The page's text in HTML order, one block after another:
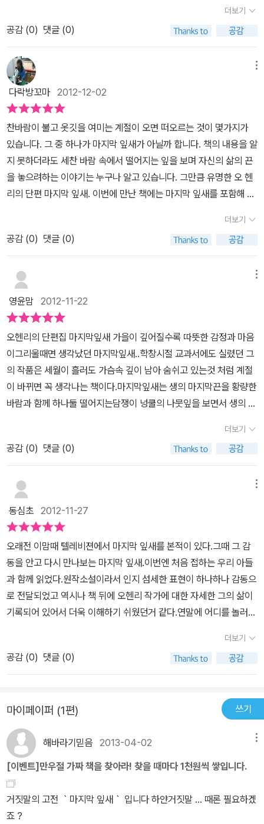
고 애쓰는 나뭇잎들을 볼 수 있으리라. 살아가는 동안 수많은 거센 비
바람을 만나게 된다. 그 비바람을 이겨낼 수 있는 것은 '내 의지'에 달
려있음을 우리는 존시를 통해서 알 수 있었다. 남편을 사랑하는 아내
의 마음, 아내를 사랑하는 남편의 마음이 담겨진 [크리스마스 선물]은
서로를 위한 값진 희생을 보여준 작품이었다. 크리스마스가 되면 어
김없이 텔레비전을 통해서 접하게 되는 이야기지만, 그 때마다 전해
지는 뭉클한 감동이 오 헨리의 글로 만나니 그 느낌이 더욱 배가 된다.
자신의 값진 보물을 어리석에 희생시킨 바보 같은 두 사람의 특별할
것 없는 이야기라는 저자의 표현이 너무도 값진 희생이며 현명한 사
람들이었던 이들의 이야기를 더욱 돋보이게 하는 반어적인 힘을 준
다. 이 이야기는 크리스마스가 되면 어김없이 우리들의 차가워진 마
음을 녹여줄 것이다. 자신의 삶을 쉽게 포기한 또 하나의 인물 소피,
명에 맞서 싸워 보고자 하는 의지를 갖는다. 하지만 그는 너무도 쉽게
욕망, 사라져 버린 소망, 망가진 재능, 짓눌린 의지 등이 가져온 슬픈
텅이에서 그는 빠져나오지 못했다. 그의 헛된 삶이 가져온 결말이었
다. 사회적 약자나 낙오자들의이야기를 주로 쓴 오 헨리의 작품 속에
잔잔한 러브스토리가 담겨진 [메뉴판에 찾아온 봄]에 이어 수록된
[추수감사절의 두 신사]에서는 추수 감사절의 삐뚤어진 관습에 관한
이야기다. '관습'을 향해 꼿꼿하고 위엄있는 모습을 가진 노신사는 사
흘 동안 아무것도 못 먹고 굻은 상태였다. 베품의 기쁨이 가문이 이름
을 건 자존심으로 아사 상태가 된 노신사의 모습이 측은하기만 하다.
[개관천선]은 사랑으로 인해 절도범에서 정직하게 사려는 지미 앞에
놓인 갈등의 순간에 현명한 형사 벤 프라이스가 있어 달라진 그의 삶
품에는 오 헨리의 대표작 10편이 수록되어 있다. 그의 작품에는 오 헨
리의 인생이 고스란히 담겨져 있다. 5년형을 선고 받고 교도소에 수
감된 그는 딸의 양육비를 벌기 위해 작품 활동을 시작했는데, 출소 후
에도 평탄치 못했던 그의 삶은 작품의 밑거름이 되어주었다. 그의 작
품 속 주인공들은 사회의 약자이며 낙오자들, 그리고 소시민이었다.
힘든 일상, 더 이상의 희망도 없을 듯한 삶 속에서도 희망이 존재한다
는 것을 오 헨리는 작품을 통해서 그들에게 용기를 주려 했던 것이다.
아무것도 보이지 않는 절박한 삶 속에서도 살고자 하는 의지는 삶을
해 행복을 느끼듯이 다른 이들에게도 행복을 찾아주고 싶었던 것을
아닐런지.생각지도 않은 결말을 보여 준 작품(ex.경찰관과 찬송가)도
있었고, 뭉클한 감동은 준 작품(ex.크리스마 선물)도 있었으며, 마음
의 용기를 선물하는 작품(ex. 마지막 잎새)도 있었다.저자는 그렇게
우리의 삶이 그리 힘들기만 한 것은 아님을 바로 우리들의 이야기를
통해서 보여주고 있었다. 행복은 바로 우리 가까이에서 우리는 기다
리고 있다. 자신을 바라봐주기를....!
은작품을 찾아서 읽으면서 그 작가의 생각을 같이 경험해보는 시간을
가져보았으면 좋겠어요. 그런면에서 추천할만한 책인것 같아요.^^
들었겠지만 그를 대표하는 [마지막 잎새]나 [크리스마스 선물]을 제
외하고 그의 단편집을 완독하는 일이란 별로 없을거 같아요, 누군가
의 글이 좋다고 하면 그를 대표하는 책만 읽고 마는 경우가 많잖아요,
역시 그를 대표하는 두 이야기가 가장 먼저 소개되고 있어요, 아마도
이 두 이야기가 가난하고 힘겹게 살지만 그속에서 행복을 느끼는 사
람들의 이야기와 결말에서 전혀 뜻밖으로 전개되는 반전과 의외성과
감동을 주는 오헨리의 다른 단편들을 대표하고 있는거 같아요, 두개
의 단편말고도 다른 단편들도 꼭 읽어 보기를 강력히 추천합니다. [경
찰관과 찬송가]에서는 추운 겨울을 나기 위해 무전취식을 하고 고성
방가를 하고 호객행위를 하는등 경찰에게 일부러 잡혀 따뜻한 감옥에
서의 생활을 고대하지만 뜻대로 되지 않는 소피의 이야기에 폭소를
터뜨리게 되요, 그런데 찬송가를 들으며 회개를 하고 제대로 살아보
려 하는 그 순간 정말 황당한 일이 벌어지죠, 그리고 [메뉴판에 찾아
온 봄]의 애인의 청혼을 기다리는 한 여인이 메뉴판에 오타를 남기는
되면 무슨 의식처럼 같은 장소를 찾아 만나는 두 신사의 이야기도 은
행 금고 전문 털이범의 개과 천선하는 이야기도 이십년후 만나기로
한 친구 이야기도 모두 뜻밖의 이야기가 전개되요, 오헨리의 단편들
을 읽다보니 요즘 흔히들 만드는 반전 영화나 드라마는 이 사람의 글
을 모티브로 한게 아닌가 싶더라구요, 그리고 가장 마지막의 이야기
인 [물레방아가 있는 교회]는 정말 한편의 드라마네요, 어려서 잃어버
린 딸을 나중에 서로 모른채 만나 잠재되어 있는 서로의 기억으로 알
게 되는 그순간은 정말 감동적이었어요, 항상 번역서를 보며 느끼는
어주는거 같아요, 오헨리는 꼭 글을 시작할때나 이야기를 펼치려 할
때 독자와 대화를 나누는듯한 방식으로 글을 쓰더군요, 공감을 끌어
내려는듯, 동의를 구하려는듯 하면서 그 상황속으로 독자들을 끌어
들이려는 수법인거 같아요, 그의 수법에 꼬박 넘어가고 말지만 의외
의 결말에 흥미진진함을 느끼고 재미를 느끼고 감동을 받게 된답니
다. 오헨리의 단편이 이렇게 재밌다니 다른 단편들도 찾아서 읽어봐
야겠어요, 그의 이야기속의 사람들의 생은 정말 아이러니에요^^
더보기
공감 (0) 댓글 (0)
다락방꼬마 2012-12-02
찬바람이 불고 옷깃을 여미는 계절이 오면 떠오르는 것이 몇가지가
있습니다. 그 중 하나가 마지막 잎새가 아닐까 합니다. 책의 내용을 알
지 못하더라도 세찬 바람 속에서 떨어지는 잎을 보며 자신의 삶의 끈
을 놓으려하는 이야기는 누구나 알고 있습니다. 그만큼 유명한 오 헨
리의 단편 마지막 잎새. 이번에 만난 책에는 마지막 잎새를 포함해 10
만 다른 이야기들을 읽어보면 정확한 제목은 알지 못했더라도 그 내
용은 우리들이 익히 알고 있는 것입니다. 크리스마스 선물이나 이십
년후 같은 경우는 예전에 방송에서 패러디를 하여 보여준 적이 있어
너무도 익숙한 이야기들입니다. 몰랐다고 생각했지만 조금은 익숙한
다 공동 화실을 열게 된 수와 존시. 찬바람이 부는 11월 폐렴이라는 불
청객이 예술인촌을 덮치고 존시도 그 불행을 피할 수 없었습니다. 살
고자 하는 마음만 있으면 병을 이겨낼수 있을거라 의사는 말했지만
존시는 창밖의 떨어지는 잎들을 보며 자신도 삶의 끈을 놓으려 합니
다. 이런 모습을 지켜볼수 밖에 없는 수. 같은 건물 1층에 사는 베어먼
은 40년동안이나 그림을 그렸지만 예술가라 불릴만한 작품을 남기
지 못했습니다. 결국엔 수의 생명의 끈을 연장시키는 걸작을 남기게
되었으니 그것이 바로 마지막 잎새인 것입니다. '나는 정말로 저 마지
막 잎이 떨어지는 걸 보고 싶거든. 이제는 기다리는 데 지쳤어. 생각하
을 읽었을때는 '존시'라는 인물에 빠져 있었습니다. 살고자 하는 마음
이 없는 그에게 찬바람에 나부끼는 잎새가 자신의 목숨같다고 생각하
는것이 당연하게 느껴졌습니다. 별 희망도 없고 자신이 언제 죽을지
도 모른다는 어둠속에 놓여 있을때 희망의 끈이라는 것이 보이지 않
을수도 있다는 생각에 그녀의 마음을 이해했던 것입니다. 하지만 세
월이 흘러 다시 만난 존시는 나약하다는 생각이 듭니다. 그 나약함 때
문에 베어먼이 죽음을 맞이했다는 생각까지 드니 말입니다. 누군가
는 언젠가 떨어지는 잎을 보며 절망했지만 다른 이는 그런 사람에게
일들이 벌어진 것입니다. 같은 책을 읽었건만 예전의 나와 지금의 나
가 느끼는 너무도 다릅니다. 마지막 잎새 뿐만 아니라 다른 이야기들
이 주는 느낌도 많이 달라진 것이 사실입니다. 유독 겨울이라는 시간
바람이 불면 생각나고 읽고 싶어지는지도 모르겠습니다. 거리에 잎이
얼마 남지 않은 나무들을 보며 설마 자신의 삶도 그렇다고 생각하는
어리석음을 가진 사람들은 없겠죠? 지금 당장은 잎이 떨어지겠지만
추운 겨울을 견디어 내면 반드시 새로운 잎들이 난다는 것을 잊지 말
아야할 것입니다.
더보기
공감 (0) 댓글 (0)
영윤맘 2012-11-22
오헨리의 단편집 마지막잎새 가을이 깊어질수록 따뜻한 감정과 마음
이그리울때면 생각났던 마지막잎새..학창시절 교과서에도 실렸던 그
의 작품은 세월이 흘러도 가슴속 깊이 남아 숨쉬고 있는것 처럼 계절
이 바뀌면 꼭 생각나는 책이다.마지막잎새는 생의 마지막끈을 황량한
바람과 함께 하나둘 떨어지는담쟁이 넝쿨의 나뭇잎을 보면서 생의 끈
를 심어주는 이야기이다.존시를 치료하는 의사의 처방은 좋은약을 최
대한 써본다한들 자신이 살고자하는 의지가 없다면아무 소용이 없다
고했다.삶이 지치고 힘들때 삶의 끈을 놓아버리고자하는 사람들에게
마지막잎새는다시한번 삶의 의지를 심어주는책이아닌가싶다.그리고
또하나의 걸작 크리스마스선물또한 서로에게 소중한 선물을 하기위
해 자기가가진 값진것을 버리고상대를 위해 준비한 선물은 그어떠한
선물과도 견줄수 없는 선물이였다.오헨리의 마지막 잎새 단편집은 경
찰관과 찬송가,메뉴판에 찾아온 봄, 추수감사절의 두신사개과천선,이
십 년 후,운명의 충격,붉은추장의 몸값,물레방아있는교회가 같이 실
려있다.몇개만 알고있던 오헨리의 작품을 이렇게 다양한 내용의 이야
기를한꺼번에 만날수 있는 네버앤딩의 마지막잎새스산하고 서늘한
마음에 따뜻함을 가져온 선물 같았다. 평범한 사람들의 일상과 삶의
애환을 따뜻한 시선으로 그려놓은 마지막 잎새 ..읽어가는내내 행복
감마저 줄것이다.
더보기
공감 (0) 댓글 (0)
동심초 2012-11-27
오래전 이맘때 텔레비젼에서 마지막 잎새를 본적이 있다.그때 그 감
동을 안고 다시 만나보는 마지막 잎새.이번엔 처음 접하는 우리 아들
과 함께 읽었다.원작소설이라서 인지 섬세한 표현이 하나하나 감동으
로 전달되었고 역시나 책 뒤에 오헨리 작가에 대한 자세한 그의 삶이
기록되어 있어서 더욱 이해하기 쉬웠던거 같다.연말에 어디를 놀러가
그런 책한권이 오래도록 가슴에 남아 아이들의 삶속에 착한마음,착한
생각으로 전해지길 바래본다.이 책에는 오헨리의 소설10작품을 더
만날수 있다.역시나 진한 감동과 함께...연말 소중함을 전하고 싶다면
더보기
공감 (0) 댓글 (0)
마이페이퍼 (1편) 쓰기
해바라기믿음 2013-04-02
[이벤트]만우절 가짜 책을 찾아라! 찾을 때마다 1천원씩 쌓입니다.
거짓말의 고전 ｀마지막 잎새｀ 입니다 하얀거짓말 ... 때론 필요하겠
죠 ?